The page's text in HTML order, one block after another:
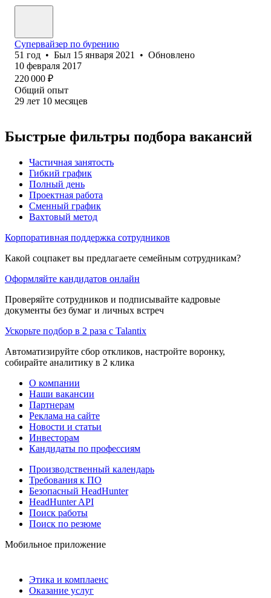
Супервайзер по бурению
51 год • Был 15 января 2021 • Обновлено
10 февраля 2017
220 000 ₽
Общий опыт
29 лет 10 месяцев
Быстрые фильтры подбора вакансий
Частичная занятость
Гибкий график
Полный день
Проектная работа
Сменный график
Вахтовый метод
Корпоративная поддержка сотрудников
Какой соцпакет вы предлагаете семейным сотрудникам?
Оформляйте кандидатов онлайн
Проверяйте сотрудников и подписывайте кадровые
документы без бумаг и личных встреч
Ускорьте подбор в 2 раза с Talantix
Автоматизируйте сбор откликов, настройте воронку,
собирайте аналитику в 2 клика
О компании
Наши вакансии
Партнерам
Реклама на сайте
Новости и статьи
Инвесторам
Кандидаты по профессиям
Производственный календарь
Требования к ПО
Безопасный HeadHunter
HeadHunter API
Поиск работы
Поиск по резюме
Мобильное приложение
Этика и комплаенс
Оказание услуг